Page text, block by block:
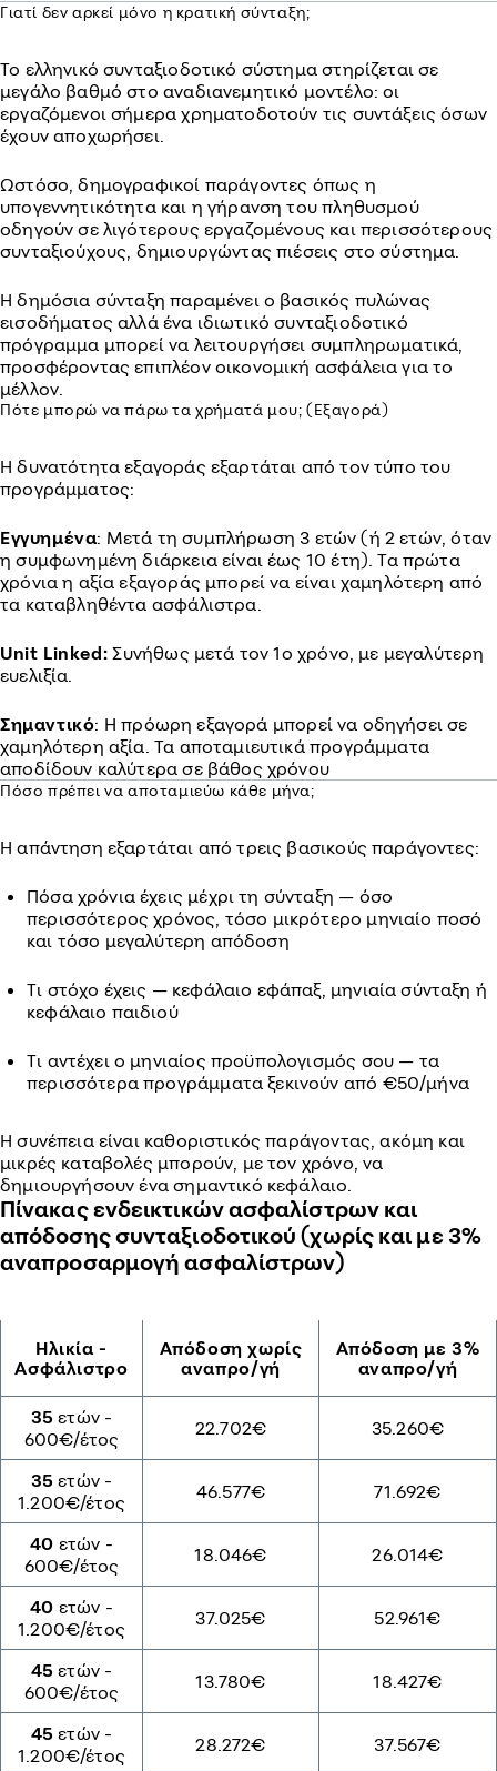
Γιατί δεν αρκεί μόνο η κρατική σύνταξη;
Το ελληνικό συνταξιοδοτικό σύστημα στηρίζεται σε
μεγάλο βαθμό στο αναδιανεμητικό μοντέλο: οι
εργαζόμενοι σήμερα χρηματοδοτούν τις συντάξεις όσων
έχουν αποχωρήσει.
Ωστόσο, δημογραφικοί παράγοντες όπως η
υπογεννητικότητα και η γήρανση του πληθυσμού
οδηγούν σε λιγότερους εργαζομένους και περισσότερους
συνταξιούχους, δημιουργώντας πιέσεις στο σύστημα.
Η δημόσια σύνταξη παραμένει ο βασικός πυλώνας
εισοδήματος αλλά ένα ιδιωτικό συνταξιοδοτικό
πρόγραμμα μπορεί να λειτουργήσει συμπληρωματικά,
προσφέροντας επιπλέον οικονομική ασφάλεια για το
μέλλον.
Πότε μπορώ να πάρω τα χρήματά μου; (Εξαγορά)
Η δυνατότητα εξαγοράς εξαρτάται από τον τύπο του
προγράμματος:
Εγγυημένα: Μετά τη συμπλήρωση 3 ετών (ή 2 ετών, όταν
η συμφωνημένη διάρκεια είναι έως 10 έτη). Τα πρώτα
χρόνια η αξία εξαγοράς μπορεί να είναι χαμηλότερη από
τα καταβληθέντα ασφάλιστρα.
Unit Linked: Συνήθως μετά τον 1ο χρόνο, με μεγαλύτερη
ευελιξία.
Σημαντικό: Η πρόωρη εξαγορά μπορεί να οδηγήσει σε
χαμηλότερη αξία. Τα αποταμιευτικά προγράμματα
αποδίδουν καλύτερα σε βάθος χρόνου
Πόσο πρέπει να αποταμιεύω κάθε μήνα;
Η απάντηση εξαρτάται από τρεις βασικούς παράγοντες:
Πόσα χρόνια έχεις μέχρι τη σύνταξη — όσο
περισσότερος χρόνος, τόσο μικρότερο μηνιαίο ποσό
και τόσο μεγαλύτερη απόδοση
Τι στόχο έχεις — κεφάλαιο εφάπαξ, μηνιαία σύνταξη ή
κεφάλαιο παιδιού
Τι αντέχει ο μηνιαίος προϋπολογισμός σου — τα
περισσότερα προγράμματα ξεκινούν από €50/μήνα
Η συνέπεια είναι καθοριστικός παράγοντας, ακόμη και
μικρές καταβολές μπορούν, με τον χρόνο, να
δημιουργήσουν ένα σημαντικό κεφάλαιο.
Πίνακας ενδεικτικών ασφαλίστρων και
απόδοσης συνταξιοδοτικού (χωρίς και με 3%
αναπροσαρμογή ασφαλίστρων)
Ηλικία -
Ασφάλιστρο
Απόδοση χωρίς
αναπρο/γή
Απόδοση με 3%
αναπρο/γή
35ετών -
600€/έτος
22.702€ 35.260€
35ετών -
1.200€/έτος
46.577€ 71.692€
40 ετών -
600€/έτος
18.046€ 26.014€
40 ετών -
1.200€/έτος
37.025€ 52.961€
45ετών -
600€/έτος
13.780€ 18.427€
45ετών -
1.200€/έτος
28.272€ 37.567€